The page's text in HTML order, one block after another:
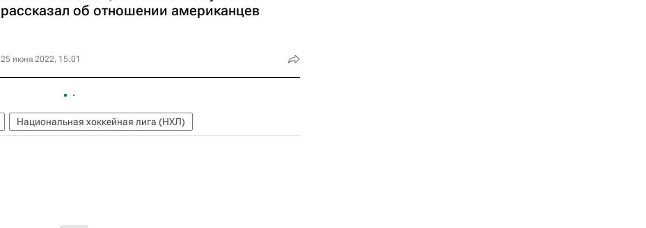
рассказал об отношении американцев
25 июня 2022, 15:01
Национальная хоккейная лига (НХЛ)